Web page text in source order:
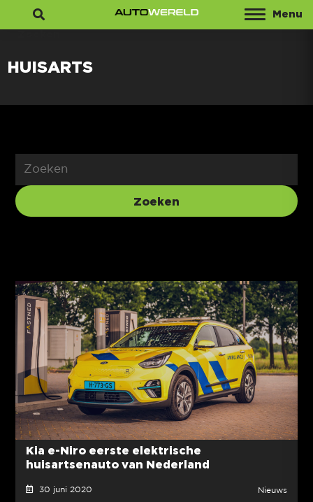
Menu
HUISARTS
Kia e-Niro eerste elektrische
huisartsenauto van Nederland
30 juni 2020 Nieuws